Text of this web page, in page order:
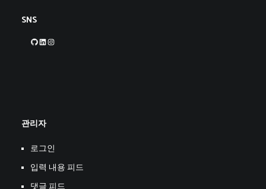
SNS
GitHubLinkedIn
관리자
로그인
입력 내용 피드
댓글 피드